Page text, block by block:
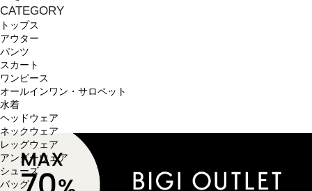
CATEGORY
トップス
アウター
パンツ
スカート
ワンピース
オールインワン・サロペット
水着
ヘッドウェア
ネックウェア
レッグウェア
アンダーウェア
シューズ
バッグ